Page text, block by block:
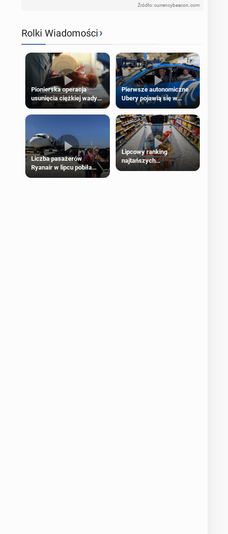
Źródło: currencybeacon.com
Rolki Wiadomości›
Pionierska operacja
usunięcia ciężkiej wady
wrodzonej płodu w łonie
matki
Pierwsze autonomiczne
Ubery pojawią się w
Londynie jeszcze tego
lata
Liczba pasażerów
Ryanair w lipcu pobiła
rekord
Lipcowy ranking
najtańszych
supermarketów